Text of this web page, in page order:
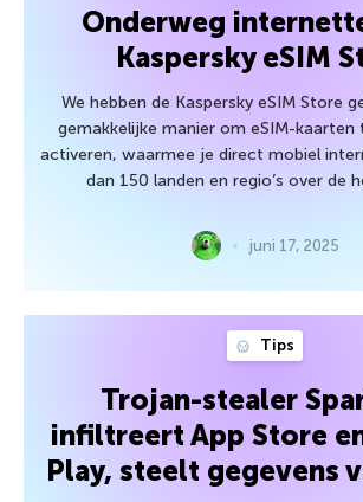
Onderweg
Kaspersky eSIM
We hebben de Kaspersky eSIM Store
gemakkelijke manier om eSIM-kaarten
activeren, waarmee je direct mobiel
dan 150 landen en regio’s over de
juni 17, 2025
Tips
Trojan-stealer
infiltreert App Store
Play, steelt gegevens